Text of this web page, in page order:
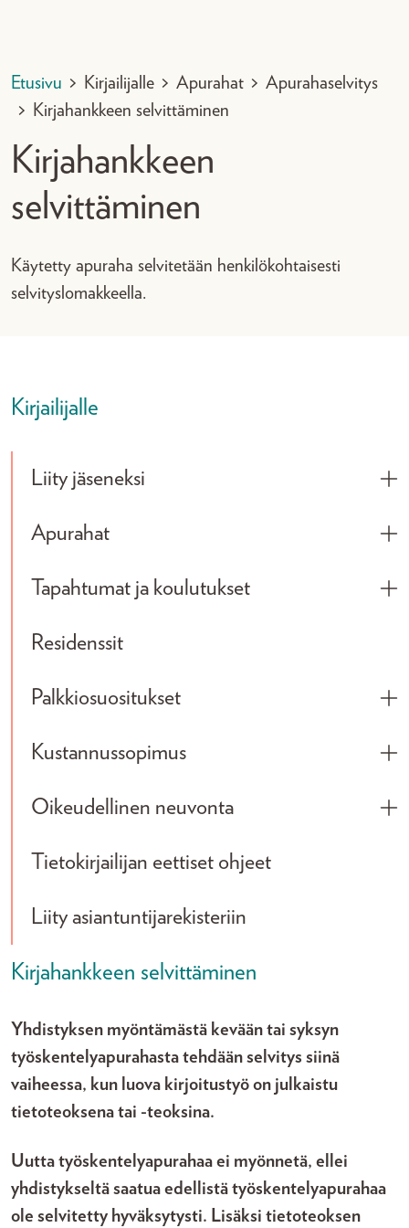
Etusivu > Kirjailijalle > Apurahat > Apurahaselvitys
> Kirjahankkeen selvittäminen
Kirjahankkeen
selvittäminen
Käytetty apuraha selvitetään henkilökohtaisesti
selvityslomakkeella.
Kirjailijalle
Liity jäseneksi
Apurahat
Tapahtumat ja koulutukset
Residenssit
Palkkiosuositukset
Kustannussopimus
Oikeudellinen neuvonta
Tietokirjailijan eettiset ohjeet
Liity asiantuntijarekisteriin
Kirjahankkeen selvittäminen
Yhdistyksen myöntämästä kevään tai syksyn
työskentelyapurahasta tehdään selvitys siinä
vaiheessa, kun luova kirjoitustyö on julkaistu
tietoteoksena tai -teoksina.
Uutta työskentelyapurahaa ei myönnetä, ellei
yhdistykseltä saatua edellistä työskentelyapurahaa
ole selvitetty hyväksytysti. Lisäksi tietoteoksen